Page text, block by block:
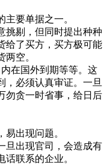
要单据之一。
挑剔，但同时提出种种
给了买方，买方极可能
空。
在国外到期等等。这
，必须认真审证。一旦
勿贪一时省事，给日后
出现问题。
旦出现官司，会造成有
联系的企业。